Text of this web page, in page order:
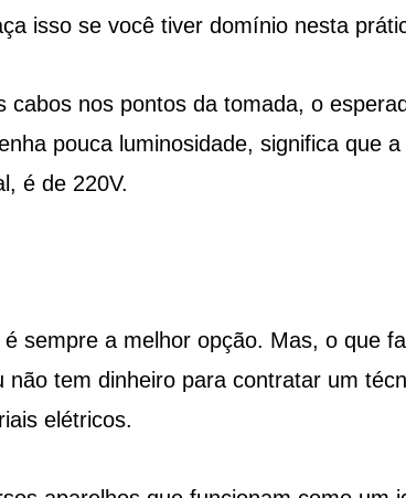
isso se você tiver domínio nesta
cabos nos pontos da tomada, o
pouca luminosidade, significa que
é de 220V.
sempre a melhor opção. Mas, o que
tem dinheiro para contratar um
elétricos.